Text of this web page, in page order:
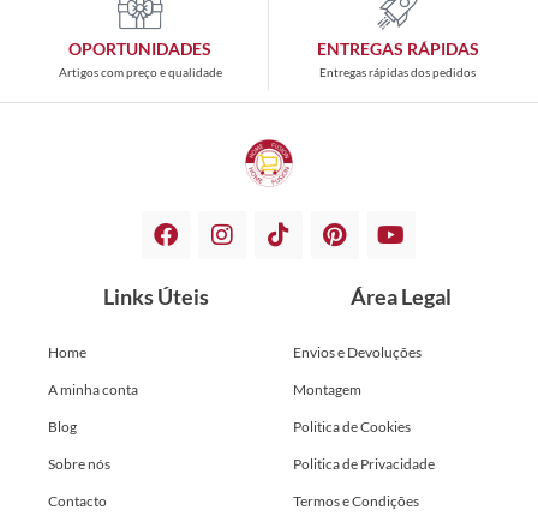
OPORTUNIDADES
Artigos com preço e qualidade
ENTREGAS RÁPIDAS
Entregas rápidas dos pedidos
Links Úteis
Home
A minha conta
Blog
Sobre nós
Contacto
Área Legal
Envios e Devoluções
Montagem
Politica de Cookies
Politica de Privacidade
Termos e Condições